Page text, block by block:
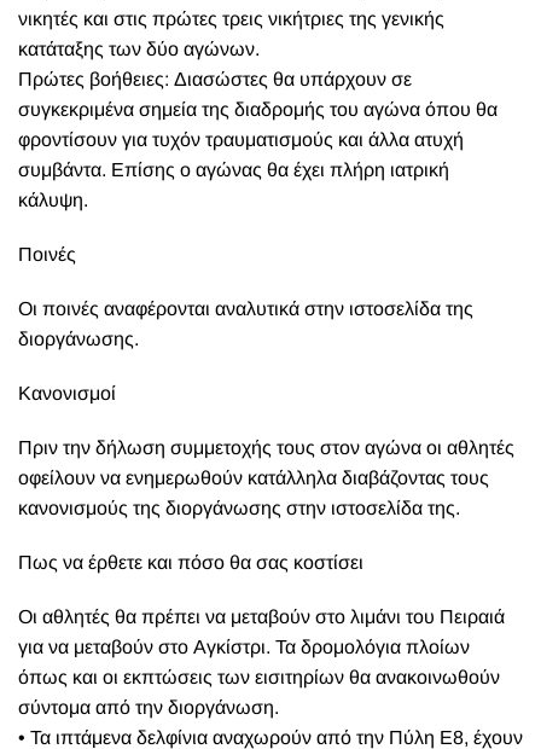
νικητές και στις πρώτες τρεις νικήτριες της γενικής
κατάταξης των δύο αγώνων.
Πρώτες βοήθειες: Διασώστες θα υπάρχουν σε
συγκεκριμένα σημεία της διαδρομής του αγώνα όπου θα
φροντίσουν για τυχόν τραυματισμούς και άλλα ατυχή
συμβάντα. Επίσης ο αγώνας θα έχει πλήρη ιατρική
κάλυψη.
Ποινές
Οι ποινές αναφέρονται αναλυτικά στην ιστοσελίδα της
διοργάνωσης.
Κανονισμοί
Πριν την δήλωση συμμετοχής τους στον αγώνα οι αθλητές
οφείλουν να ενημερωθούν κατάλληλα διαβάζοντας τους
κανονισμούς της διοργάνωσης στην ιστοσελίδα της.
Πως να έρθετε και πόσο θα σας κοστίσει
Οι αθλητές θα πρέπει να μεταβούν στο λιμάνι του Πειραιά
για να μεταβούν στο Αγκίστρι. Τα δρομολόγια πλοίων
όπως και οι εκπτώσεις των εισιτηρίων θα ανακοινωθούν
σύντομα από την διοργάνωση.
• Τα ιπτάμενα δελφίνια αναχωρούν από την Πύλη Ε8, έχουν